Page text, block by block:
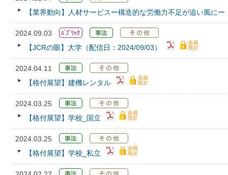
【業界動向】人材サービスー構造的な労働力不足が追い風にー
2024.09.03
【JCRの眼】大学（配信日：2024/09/03）
2024.04.11
【格付展望】建機レンタル
2024.03.25
【格付展望】学校_国立
2024.03.25
【格付展望】学校_私立